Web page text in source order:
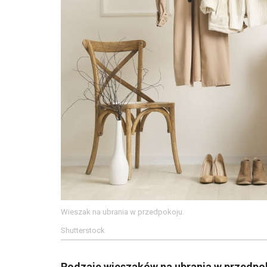
Wieszak na ubrania w przedpokoju.
Shutterstock